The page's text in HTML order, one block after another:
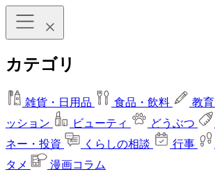
カテゴリ
雑貨・日用品 食品・飲料 教育
ッション
ビューティ どうぶつ
ネー・投資
くらしの相談 行事
タメ
漫画コラム